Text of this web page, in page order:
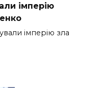
імперію
імперію зла